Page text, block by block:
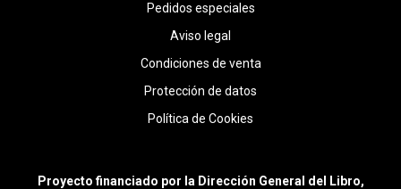
Pedidos especiales
Aviso legal
Condiciones de venta
Protección de datos
Política de Cookies
Proyecto financiado por la Dirección General del Libro,